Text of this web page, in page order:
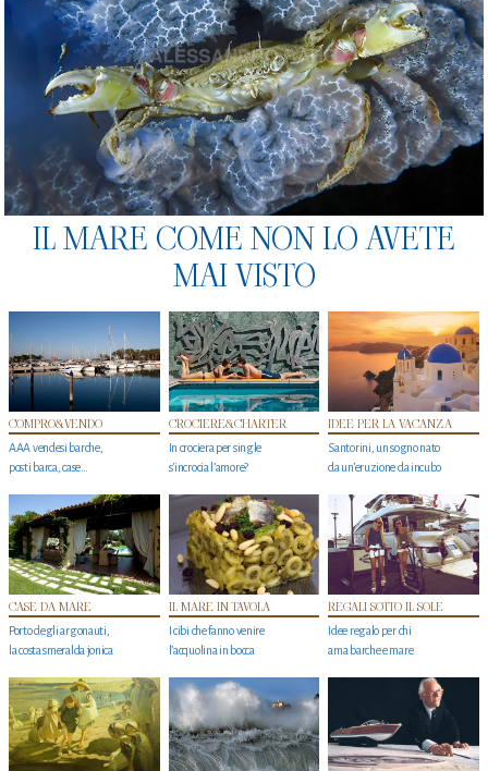
IL MARE COME NON LO AVETE
MAI VISTO
COMPRO&VENDO
AAA vendesi barche,
posti barca, case…
CROCIERE&CHARTER
In crociera per single
s'incrocia l’amore?
IDEE PER LA VACANZA
Santorini, un sogno nato
da un’eruzione da incubo
CASE DA MARE
Porto degli argonauti,
la costa smeralda jonica
IL MARE IN TAVOLA
I cibi che fanno venire
l’acquolina in bocca
REGALI SOTTO IL SOLE
Idee regalo per chi
ama barche e mare